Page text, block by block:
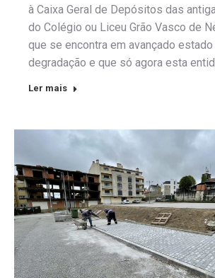
à Caixa Geral de Depósitos das
do Colégio ou Liceu Grão Vasco de
que se encontra em avançado estado
degradação e que só agora esta
Ler mais